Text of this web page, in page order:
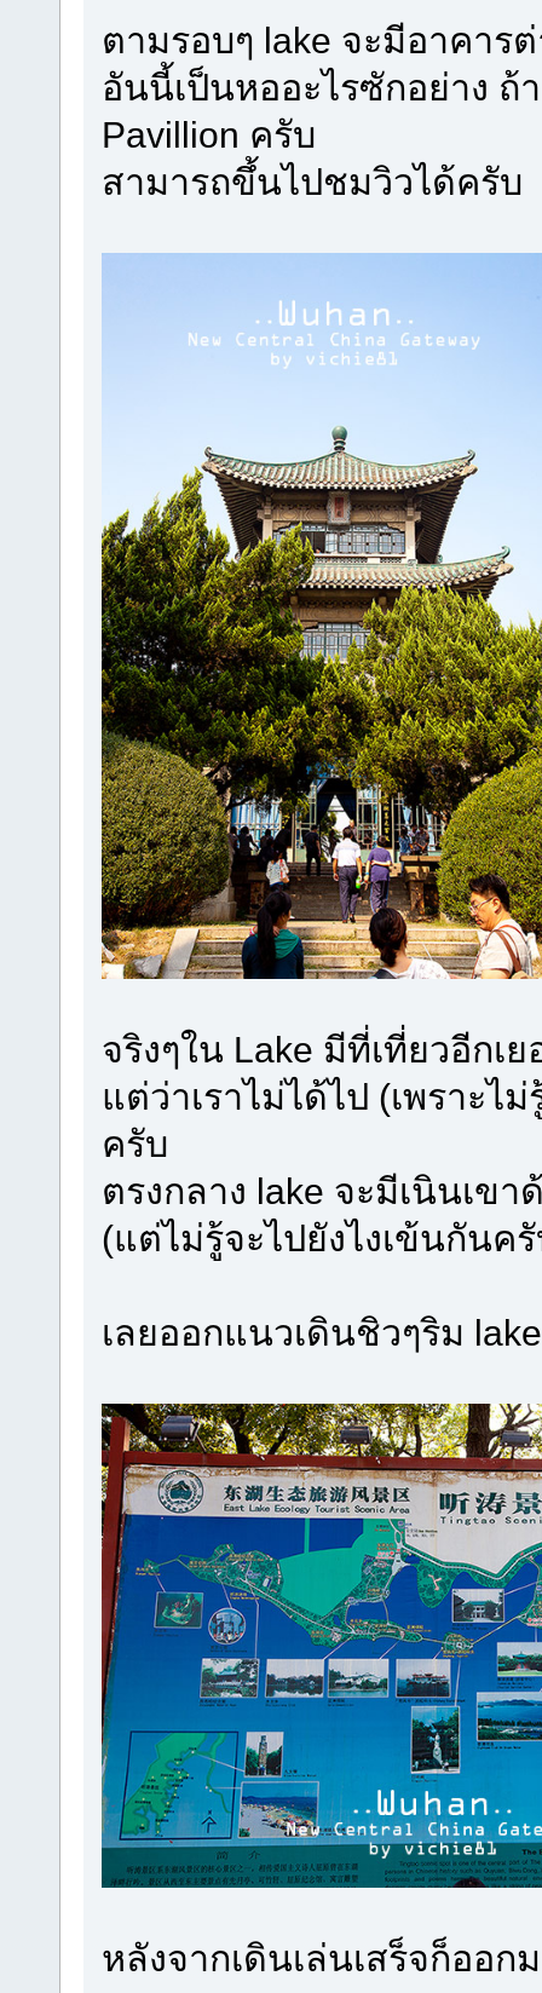
ตามรอบๆ lake จะมีอาคาร
อันนี้เป็นหออะไรซักอย่าง ถ้
Pavillion ครับ
สามารถขึ้นไปชมวิวได้ครับ
จริงๆใน Lake มีที่เที่ยวอีกเ
แต่ว่าเราไม่ได้ไป (เพราะไ
ครับ
ตรงกลาง lake จะมีเนินเข
(แต่ไม่รู้จะไปยังไงเข้นกันค
เลยออกแนวเดินชิวๆริม
หลังจากเดินเล่นเสร็จก็ออ